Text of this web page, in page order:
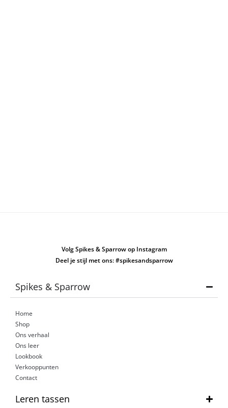
Volg Spikes & Sparrow op Instagram
Deel je stijl met ons: #spikesandsparrow
Spikes & Sparrow
Home
Shop
Ons verhaal
Ons leer
Lookbook
Verkooppunten
Contact
Leren tassen